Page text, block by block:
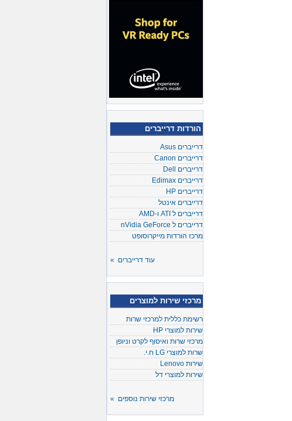
הורדות דרייברים
דרייברים Asus
דרייברים Canon
דרייברים Dell
דרייברים Edimax
דרייברים HP
דרייברים אינטל
דרייברים ל ATI ו-AMD
דרייברים ל nVidia GeForce
מרכז הורדות מייקרוסופט
עוד דרייברים »
מרכזי שירות למוצרים
רשימת כללית למרכזי שרות
שירות למוצרי HP
מרכזי שרות ואיסוף לקרט וניופן
שרות למוצרי LG ח.י.
שירות Lenovo
שירות למוצרי דל
מרכזי שירות נוספים »